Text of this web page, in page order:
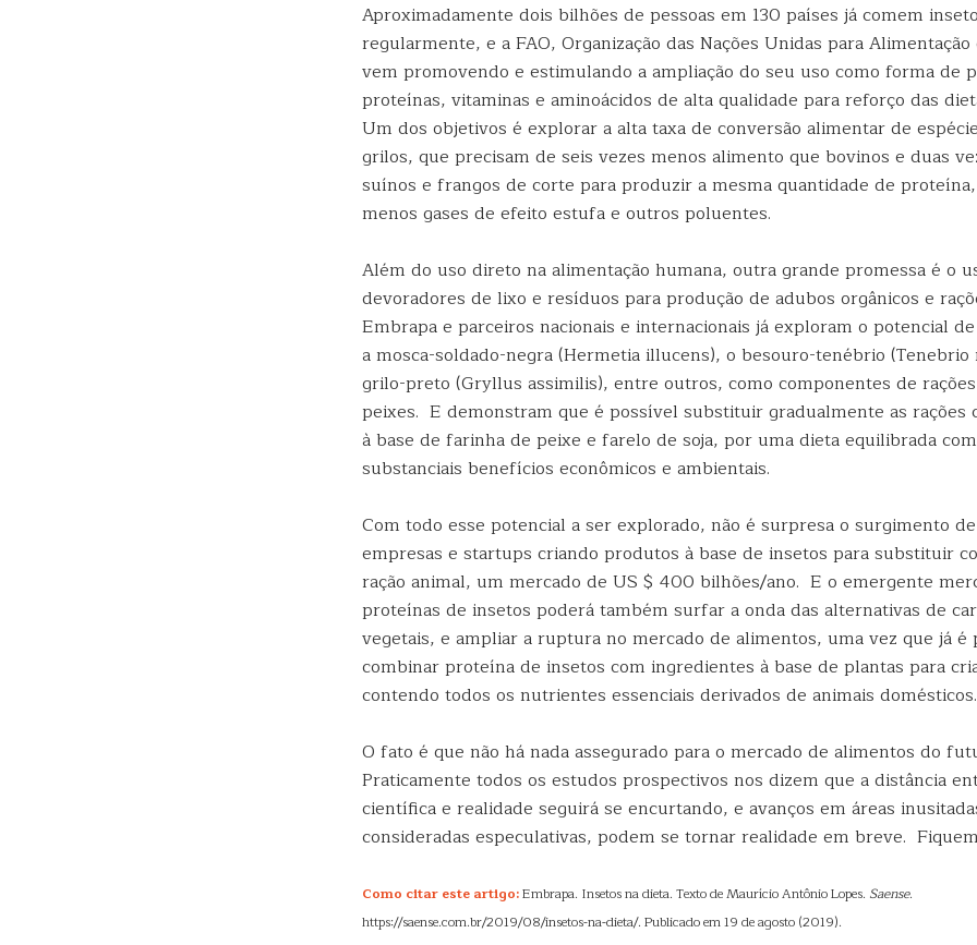
Aproximadamente dois bilhões de pessoas em 130 países já comem
regularmente, e a FAO, Organização das Nações Unidas para
vem promovendo e estimulando a ampliação do seu uso como forma de
proteínas, vitaminas e aminoácidos de alta qualidade para reforço das
Um dos objetivos é explorar a alta taxa de conversão alimentar de
grilos, que precisam de seis vezes menos alimento que bovinos e duas
suínos e frangos de corte para produzir a mesma quantidade de
menos gases de efeito estufa e outros poluentes.
Além do uso direto na alimentação humana, outra grande promessa é o
devoradores de lixo e resíduos para produção de adubos orgânicos e
Embrapa e parceiros nacionais e internacionais já exploram o potencial
a mosca-soldado-negra (Hermetia illucens), o besouro-tenébrio
grilo-preto (Gryllus assimilis), entre outros, como componentes de
peixes. E demonstram que é possível substituir gradualmente as rações
à base de farinha de peixe e farelo de soja, por uma dieta equilibrada
substanciais benefícios econômicos e ambientais.
Com todo esse potencial a ser explorado, não é surpresa o surgimento
empresas e startups criando produtos à base de insetos para substituir
ração animal, um mercado de US $ 400 bilhões/ano. E o emergente
proteínas de insetos poderá também surfar a onda das alternativas de
vegetais, e ampliar a ruptura no mercado de alimentos, uma vez que já é
combinar proteína de insetos com ingredientes à base de plantas para
contendo todos os nutrientes essenciais derivados de animais domésticos.
O fato é que não há nada assegurado para o mercado de alimentos do
Praticamente todos os estudos prospectivos nos dizem que a distância
científica e realidade seguirá se encurtando, e avanços em áreas
consideradas especulativas, podem se tornar realidade em breve.
Como citar este artigo:Embrapa. Insetos na dieta. Texto de Maurício Antônio Lopes. Saense.
https://saense.com.br/2019/08/insetos-na-dieta/. Publicado em 19 de agosto (2019).